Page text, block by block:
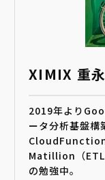
XIMIX 重永
2019年より
ータ分析基盤構
Matillion（ETL
の勉強中。